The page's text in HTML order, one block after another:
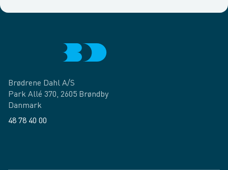
Brødrene Dahl A/S
Park Allé 370, 2605 Brøndby
Danmark
48 78 40 00